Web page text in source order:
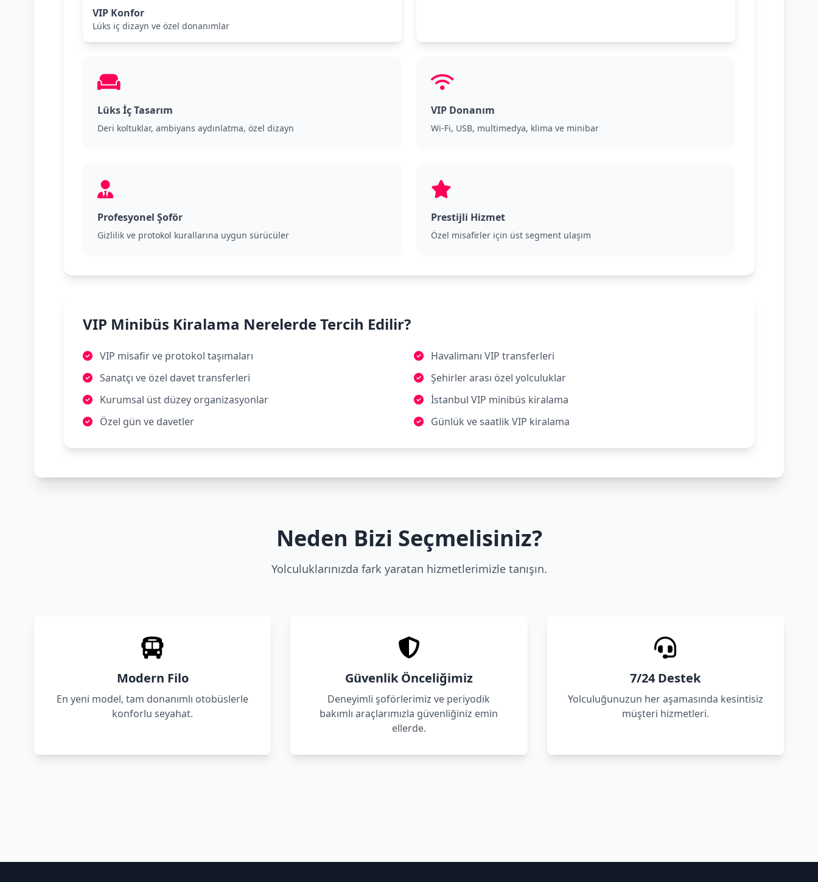
VIP Konfor
Lüks iç dizayn ve özel donanımlar
Lüks İç Tasarım
Deri koltuklar, ambiyans aydınlatma, özel dizayn
VIP Donanım
Wi-Fi, USB, multimedya, klima ve minibar
Profesyonel Şoför
Gizlilik ve protokol kurallarına uygun sürücüler
Prestijli Hizmet
Özel misafirler için üst segment ulaşım
VIP Minibüs Kiralama Nerelerde Tercih Edilir?
VIP misafir ve protokol taşımaları
Sanatçı ve özel davet transferleri
Kurumsal üst düzey organizasyonlar
Özel gün ve davetler
Havalimanı VIP transferleri
Şehirler arası özel yolculuklar
İstanbul VIP minibüs kiralama
Günlük ve saatlik VIP kiralama
Neden Bizi Seçmelisiniz?
Yolculuklarınızda fark yaratan hizmetlerimizle tanışın.
Modern Filo
En yeni model, tam donanımlı otobüslerle
konforlu seyahat.
Güvenlik Önceliğimiz
Deneyimli şoförlerimiz ve periyodik
bakımlı araçlarımızla güvenliğiniz emin
ellerde.
7/24 Destek
Yolculuğunuzun her aşamasında kesintisiz
müşteri hizmetleri.